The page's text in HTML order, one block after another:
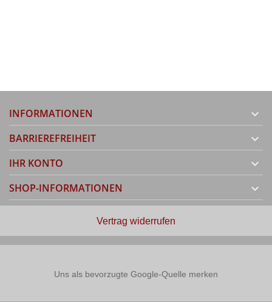
INFORMATIONEN 
BARRIEREFREIHEIT 
IHR KONTO 
SHOP-INFORMATIONEN 
Vertrag widerrufen
Uns als bevorzugte Google-Quelle merken